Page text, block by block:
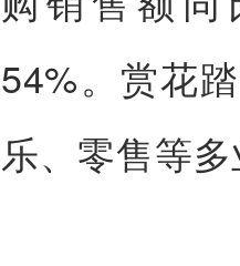
54%。赏花
乐、零售等多